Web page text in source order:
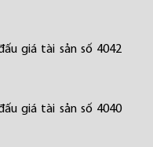
giá tài sản số 4042
giá tài sản số 4040